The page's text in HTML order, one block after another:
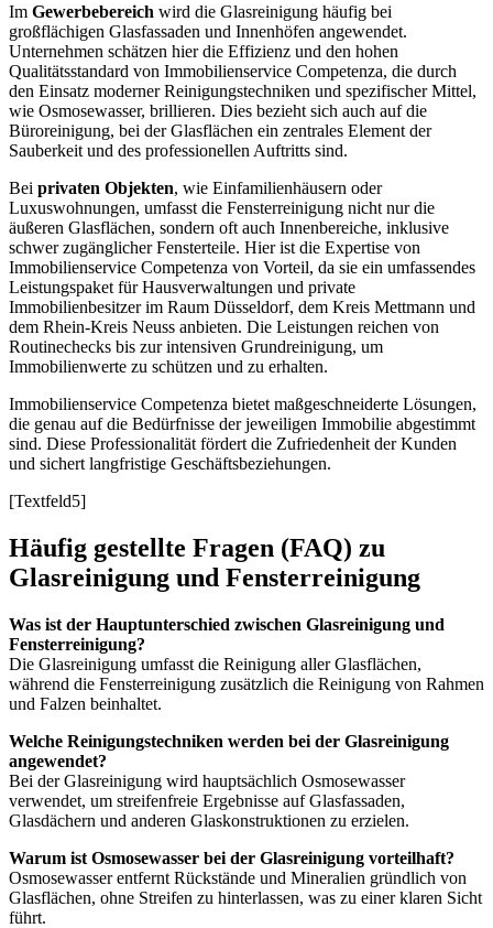
Im Gewerbebereich wird die Glasreinigung häufig bei
großflächigen Glasfassaden und Innenhöfen angewendet.
Unternehmen schätzen hier die Effizienz und den hohen
Qualitätsstandard von Immobilienservice Competenza, die durch
den Einsatz moderner Reinigungstechniken und spezifischer Mittel,
wie Osmosewasser, brillieren. Dies bezieht sich auch auf die
Büroreinigung, bei der Glasflächen ein zentrales Element der
Sauberkeit und des professionellen Auftritts sind.
Bei privaten Objekten, wie Einfamilienhäusern oder
Luxuswohnungen, umfasst die Fensterreinigung nicht nur die
äußeren Glasflächen, sondern oft auch Innenbereiche, inklusive
schwer zugänglicher Fensterteile. Hier ist die Expertise von
Immobilienservice Competenza von Vorteil, da sie ein umfassendes
Leistungspaket für Hausverwaltungen und private
Immobilienbesitzer im Raum Düsseldorf, dem Kreis Mettmann und
dem Rhein-Kreis Neuss anbieten. Die Leistungen reichen von
Routinechecks bis zur intensiven Grundreinigung, um
Immobilienwerte zu schützen und zu erhalten.
Immobilienservice Competenza bietet maßgeschneiderte Lösungen,
die genau auf die Bedürfnisse der jeweiligen Immobilie abgestimmt
sind. Diese Professionalität fördert die Zufriedenheit der Kunden
und sichert langfristige Geschäftsbeziehungen.
[Textfeld5]
Häufig gestellte Fragen (FAQ) zu
Glasreinigung und Fensterreinigung
Was ist der Hauptunterschied zwischen Glasreinigung und
Fensterreinigung?
Die Glasreinigung umfasst die Reinigung aller Glasflächen,
während die Fensterreinigung zusätzlich die Reinigung von Rahmen
und Falzen beinhaltet.
Welche Reinigungstechniken werden bei der Glasreinigung
angewendet?
Bei der Glasreinigung wird hauptsächlich Osmosewasser
verwendet, um streifenfreie Ergebnisse auf Glasfassaden,
Glasdächern und anderen Glaskonstruktionen zu erzielen.
Warum ist Osmosewasser bei der Glasreinigung vorteilhaft?
Osmosewasser entfernt Rückstände und Mineralien gründlich von
Glasflächen, ohne Streifen zu hinterlassen, was zu einer klaren Sicht
führt.